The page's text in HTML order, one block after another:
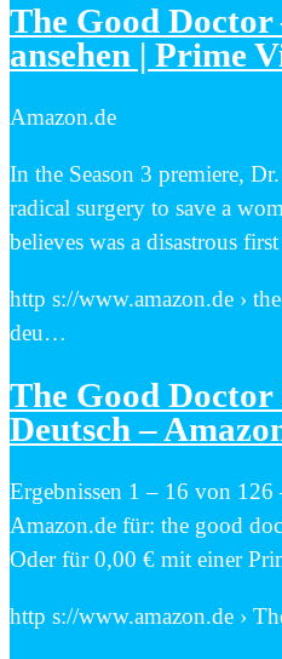
The Good Doctor
ansehen | Prime
Amazon.de
In the Season 3 premiere,
radical surgery to save a
believes was a disastrous
http s://www.amazon.de ›
deu…
The Good Doctor
Deutsch –
Ergebnissen 1 – 16 von
Amazon.de für: the good
Oder für 0,00 € mit einer
http s://www.amazon.de ›